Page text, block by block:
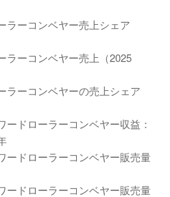
ラーコンベヤー売上シェア
ラーコンベヤー売上（2025
ラーコンベヤーの売上シェア
ードローラーコンベヤー収益：
ードローラーコンベヤー販売量
ードローラーコンベヤー販売量